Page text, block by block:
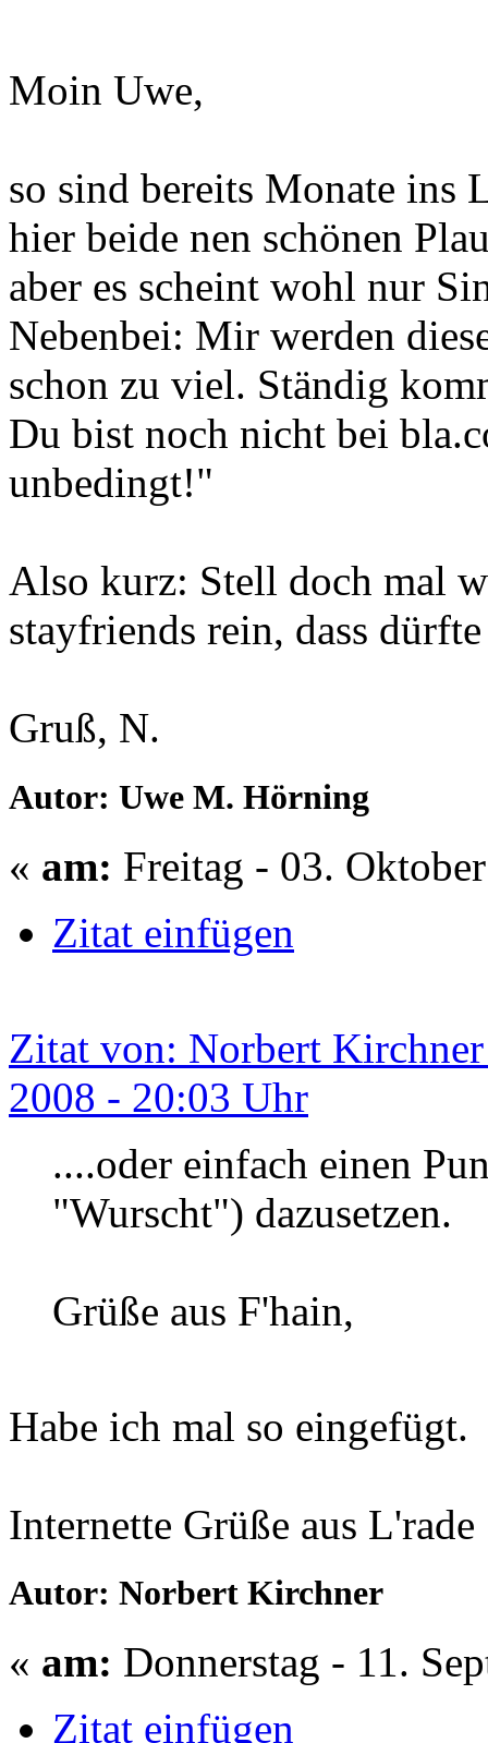
Moin Uwe,
so sind bereits Monate ins
hier beide nen schönen
aber es scheint wohl nur
Nebenbei: Mir werden
schon zu viel. Ständig
Du bist noch nicht bei
unbedingt!"
Also kurz: Stell doch mal
stayfriends rein, dass
Gruß, N.
Autor: Uwe M. Hörning
« am: Freitag - 03.
Zitat einfügen
Zitat von: Norbert Kirchner
2008 - 20:03 Uhr
....oder einfach einen
"Wurscht") dazusetzen.
Grüße aus F'hain,
Habe ich mal so eingefügt.
Internette Grüße aus
Autor: Norbert Kirchner
« am: Donnerstag - 11.
Zitat einfügen